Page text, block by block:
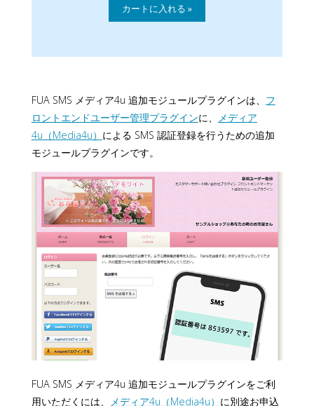
FUA SMS メディア4u 追加モジュールプラグインは、 フ
ロントエンドユーザー管理プラグインに、
メディア
4u（Media4u） による SMS 認証登録を行うための追加
モジュールプラグインです。
FUA SMS メディア4u 追加モジュールプラグインをご利
用いただくには、
メディア4u（Media4u） に別途お申込